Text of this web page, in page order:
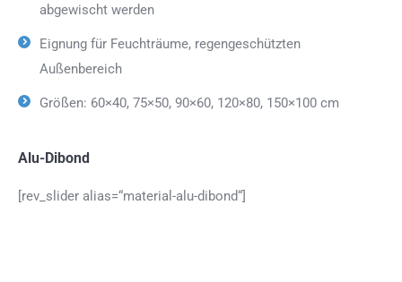
abgewischt werden
Eignung für Feuchträume, regengeschützten
Außenbereich
Größen: 60×40, 75×50, 90×60, 120×80, 150×100 cm
Alu-Dibond
[rev_slider alias=“material-alu-dibond“]